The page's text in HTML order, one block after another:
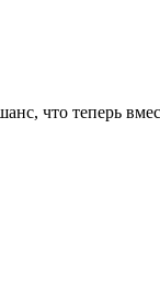
что теперь